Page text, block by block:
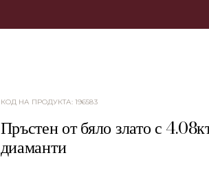
КОД НА ПРОДУКТА: 196583
Пръстен от бяло злато с
диаманти